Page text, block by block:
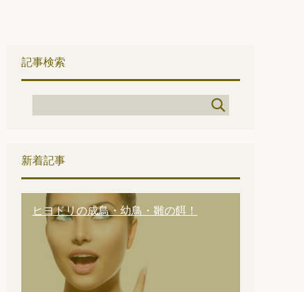
記事検索
新着記事
ヒヨドリの成鳥・幼鳥・雛の餌！